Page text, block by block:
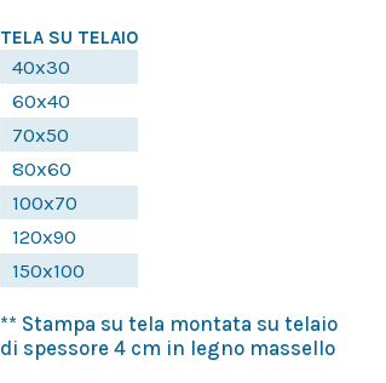
TELA SU TELAIO
40x30
60x40
70x50
80x60
100x70
120x90
150x100
** Stampa su tela montata su telaio
di spessore 4 cm in legno massello